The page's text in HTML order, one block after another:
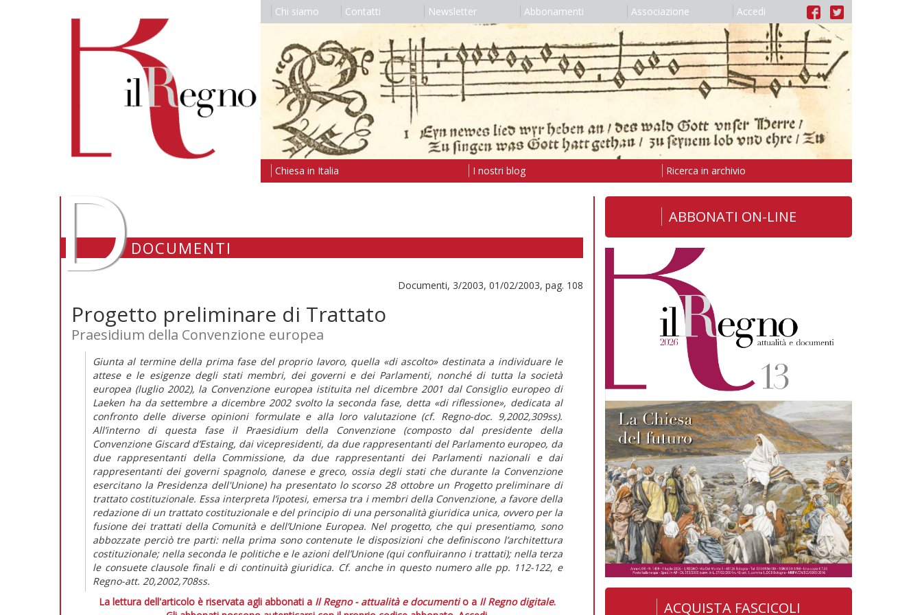
Chi siamo Contatti Newsletter Abbonamenti Associazione Accedi
Chiesa in Italia I nostri blog Ricerca in archivio
DDOCUMENTI
Documenti, 3/2003, 01/02/2003, pag. 108
Progetto preliminare di Trattato
Praesidium della Convenzione europea
Giunta al termine della prima fase del proprio lavoro, quella «di ascolto» destinata a individuare le
attese e le esigenze degli stati membri, dei governi e dei Parlamenti, nonché di tutta la società
europea (luglio 2002), la Convenzione europea istituita nel dicembre 2001 dal Consiglio europeo di
Laeken ha da settembre a dicembre 2002 svolto la seconda fase, detta «di riflessione», dedicata al
confronto delle diverse opinioni formulate e alla loro valutazione (cf. Regno-doc. 9,2002,309ss).
All’interno di questa fase il Praesidium della Convenzione (composto dal presidente della
Convenzione Giscard d’Estaing, dai vicepresidenti, da due rappresentanti del Parlamento europeo, da
due rappresentanti della Commissione, da due rappresentanti dei Parlamenti nazionali e dai
rappresentanti dei governi spagnolo, danese e greco, ossia degli stati che durante la Convenzione
esercitano la Presidenza dell'Unione) ha presentato lo scorso 28 ottobre un Progetto preliminare di
trattato costituzionale. Essa interpreta l’ipotesi, emersa tra i membri della Convenzione, a favore della
redazione di un trattato costituzionale e del principio di una personalità giuridica unica, ovvero per la
fusione dei trattati della Comunità e dell’Unione Europea. Nel progetto, che qui presentiamo, sono
abbozzate perciò tre parti: nella prima sono contenute le disposizioni che definiscono l’architettura
costituzionale; nella seconda le politiche e le azioni dell’Unione (qui confluiranno i trattati); nella terza
le consuete clausole finali e di continuità giuridica. Cf. anche in questo numero alle pp. 112-122, e
Regno-att. 20,2002,708ss.
La lettura dell'articolo è riservata agli abbonati a Il Regno - attualità e documentio a Il Regno digitale.
ABBONATI ON-LINE
ACQUISTA FASCICOLI